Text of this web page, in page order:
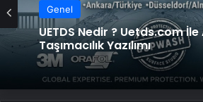
Genel
UETDS Nedir ? Uetds.com İle
Taşımacılık Yazılımı